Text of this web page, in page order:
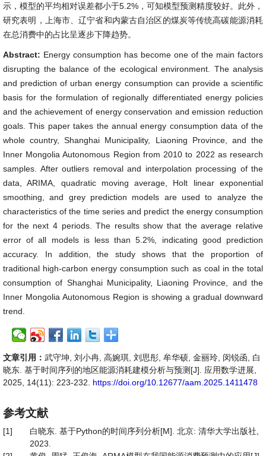
示，模型的平均相对误差都小于5.2%，可知模型预测精度较好。此外，
研究表明，上海市、辽宁省和内蒙古自治区的煤炭等传统高碳能源消耗
在总消费中的占比呈逐步下降趋势。
Abstract: Energy consumption has become one of the main factors
disrupting the balance of the ecological environment. The analysis
and prediction of urban energy consumption can provide a scientific
basis for the formulation of regionally differentiated energy policies
and the achievement of energy conservation and emission reduction
goals. This paper takes the annual energy consumption data of the
whole country, Shanghai Municipality, Liaoning Province, and the
Inner Mongolia Autonomous Region from 2010 to 2022 as research
samples. After outliers removal and interpolation processing of the
data, ARIMA, quadratic moving average, Holt linear exponential
smoothing, and grey prediction models are used to analyze the
characteristics of the time series and predict the energy consumption
for the next 4 periods. The results show that the average relative
error of all models is less than 5.2%, indicating good prediction
accuracy. In addition, the study shows that the proportion of
traditional high-carbon energy consumption such as coal in the total
consumption of Shanghai Municipality, Liaoning Province, and the
Inner Mongolia Autonomous Region is showing a gradual downward
trend.
文章引用： 武守坤, 刘小冉, 高婉琪, 刘思彤, 牟华硕, 金丽玲, 闵锐函, 白
晓东. 基于时间序列的地区能源消耗建模分析与预测[J]. 应用数学进展,
2025, 14(11): 223-232. https://doi.org/10.12677/aam.2025.1411478
参考文献
[1]
白晓东. 基于Python的时间序列分析[M]. 北京: 清华大学出版社,
2023.